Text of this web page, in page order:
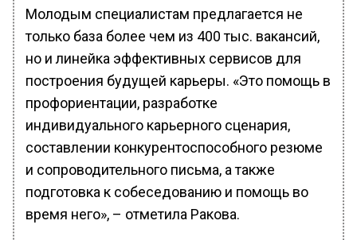
Молодым специалистам предлагается не
только база более чем из 400 тыс. вакансий,
но и линейка эффективных сервисов для
построения будущей карьеры. «Это помощь в
профориентации, разработке
индивидуального карьерного сценария,
составлении конкурентоспособного резюме
и сопроводительного письма, а также
подготовка к собеседованию и помощь во
время него», – отметила Ракова.